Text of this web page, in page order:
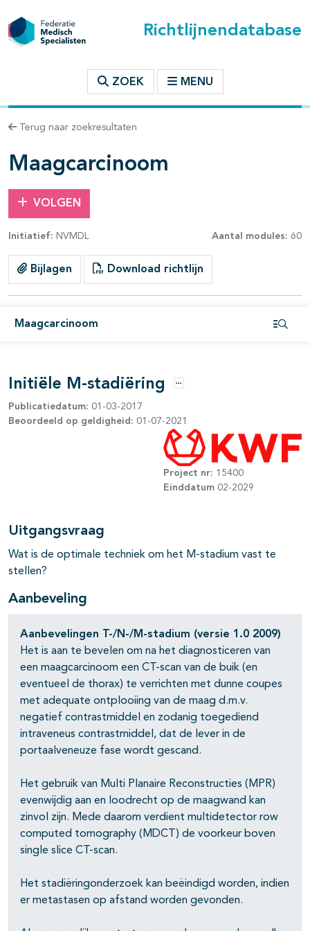
Richtlijnendatabase
ZOEK MENU
Terug naar zoekresultaten
Maagcarcinoom
VOLGEN
Initiatief: NVMDL Aantal modules: 60
Bijlagen Download richtlijn
Maagcarcinoom
binnen deze richtlijn
open- en dichtklappen
open- en dichtklappen
open- en dichtklappen
open- en dichtklappen
open- en dichtklappen
open- en dichtklappen
open- en dichtklappen
open- en dichtklappen
Initiële M-stadiëring Opties
Publicatiedatum: 01-03-2017
Beoordeeld op geldigheid: 01-07-2021
Project nr: 15400
Einddatum 02-2029
Uitgangsvraag
Wat is de optimale techniek om het M-stadium vast te
stellen?
Aanbeveling
Aanbevelingen T-/N-/M-stadium (versie 1.0 2009)
Het is aan te bevelen om na het diagnosticeren van
een maagcarcinoom een CT-scan van de buik (en
eventueel de thorax) te verrichten met dunne coupes
met adequate ontplooiing van de maag d.m.v.
negatief contrastmiddel en zodanig toegediend
intraveneus contrastmiddel, dat de lever in de
portaalveneuze fase wordt gescand.
Het gebruik van Multi Planaire Reconstructies (MPR)
evenwijdig aan en loodrecht op de maagwand kan
zinvol zijn. Mede daarom verdient multidetector row
computed tomography (MDCT) de voorkeur boven
single slice CT-scan.
Het stadiëringonderzoek kan beëindigd worden, indien
er metastasen op afstand worden gevonden.